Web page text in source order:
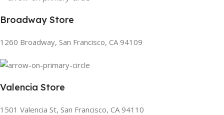
Broadway Store
1260 Broadway, San Francisco, CA 94109
Valencia Store
1501 Valencia St, San Francisco, CA 94110